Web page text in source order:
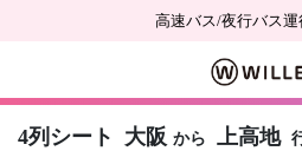
高速バス/夜行バス運
4列シート 大阪 から 上高地